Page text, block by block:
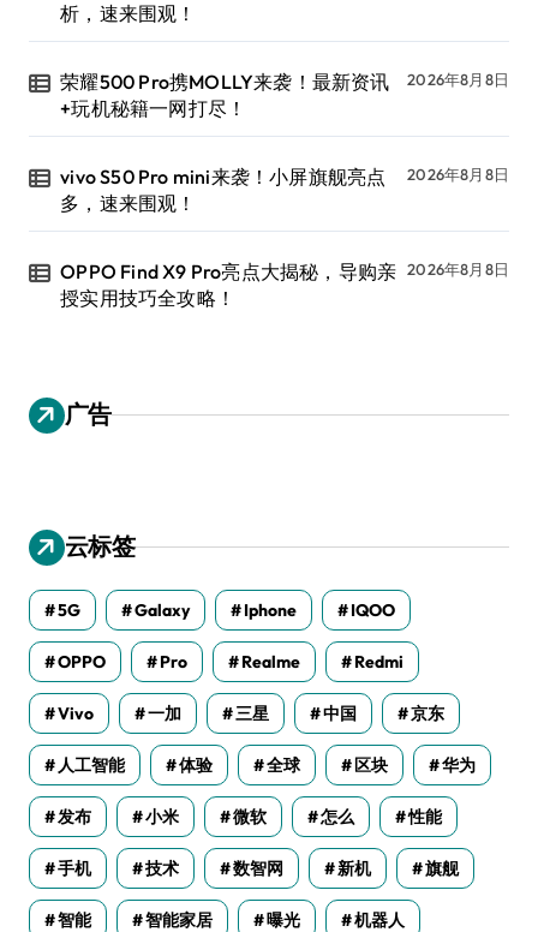
析，速来围观！
荣耀500 Pro携MOLLY来袭！最新资讯
+玩机秘籍一网打尽！
2026年8月8日
vivo S50 Pro mini来袭！小屏旗舰亮点
多，速来围观！
2026年8月8日
OPPO Find X9 Pro亮点大揭秘，导购亲
授实用技巧全攻略！
2026年8月8日
广告
云标签
5G Galaxy Iphone IQOO
OPPO Pro Realme Redmi
Vivo 一加 三星 中国 京东
人工智能 体验 全球 区块 华为
发布 小米 微软 怎么 性能
手机 技术 数智网 新机 旗舰
智能 智能家居 曝光 机器人